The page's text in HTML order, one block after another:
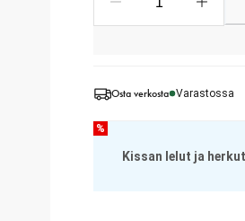
Osta verkosta Varastossa
%
Kissan lelut ja